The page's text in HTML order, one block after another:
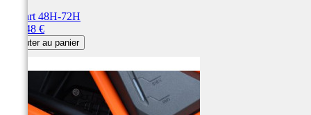
Départ 48H-72H
303,48 €
Ajouter au panier